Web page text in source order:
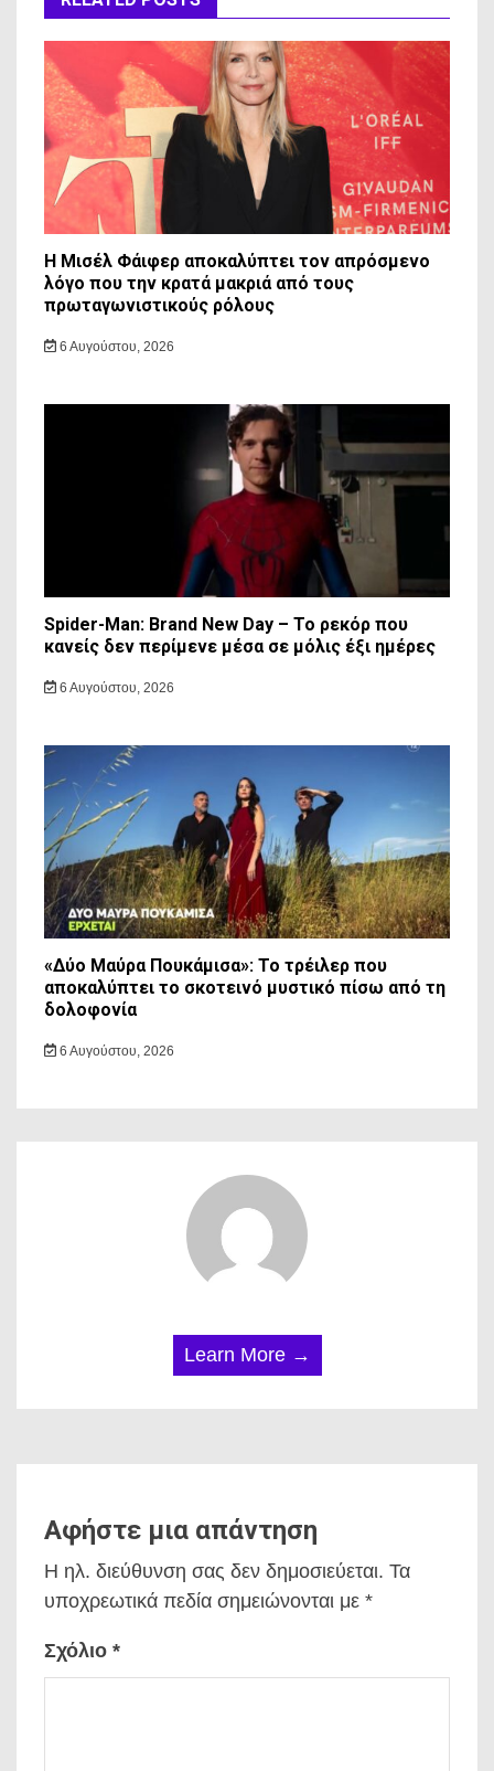
Η Μισέλ Φάιφερ αποκαλύπτει τον απρόσμενο
λόγο που την κρατά μακριά από τους
πρωταγωνιστικούς ρόλους
6 Αυγούστου, 2026
Spider-Man: Brand New Day – Το ρεκόρ που
κανείς δεν περίμενε μέσα σε μόλις έξι ημέρες
6 Αυγούστου, 2026
«Δύο Μαύρα Πουκάμισα»: Το τρέιλερ που
αποκαλύπτει το σκοτεινό μυστικό πίσω από τη
δολοφονία
6 Αυγούστου, 2026
Learn More →
Αφήστε μια απάντηση
Η ηλ. διεύθυνση σας δεν δημοσιεύεται. Τα
υποχρεωτικά πεδία σημειώνονται με *
Σχόλιο *